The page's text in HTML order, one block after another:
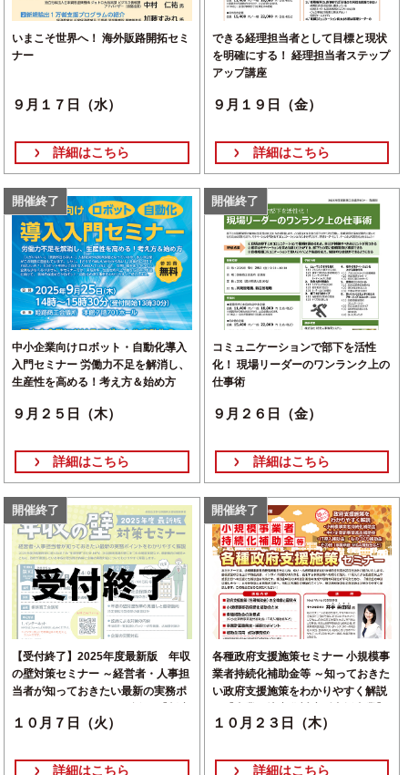
いまこそ世界へ！ 海外販路開拓セミ
ナー
９月１７日（水）
詳細はこちら
できる経理担当者として目標と現状
を明確にする！ 経理担当者ステップ
アップ講座
９月１９日（金）
詳細はこちら
開催終了
中小企業向けロボット・自動化導入
入門セミナー 労働力不足を解消し、
生産性を高める！考え方＆始め方
９月２５日（木）
詳細はこちら
開催終了
コミュニケーションで部下を活性
化！ 現場リーダーのワンランク上の
仕事術
９月２６日（金）
詳細はこちら
開催終了
【受付終了】2025年度最新版 年収
の壁対策セミナー ～経営者・人事担
当者が知っておきたい最新の実務ポ
改正等の課題解決環境整備事業】
１０月７日（火）
詳細はこちら
開催終了
各種政府支援施策セミナー 小規模事
業者持続化補助金等 ～知っておきた
い政府支援施策をわかりやすく解説
１０月２３日（木）
詳細はこちら